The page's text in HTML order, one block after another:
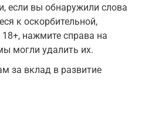
если вы обнаружили слова
к оскорбительной,
18+, нажмите справа на
могли удалить их.
за вклад в развитие